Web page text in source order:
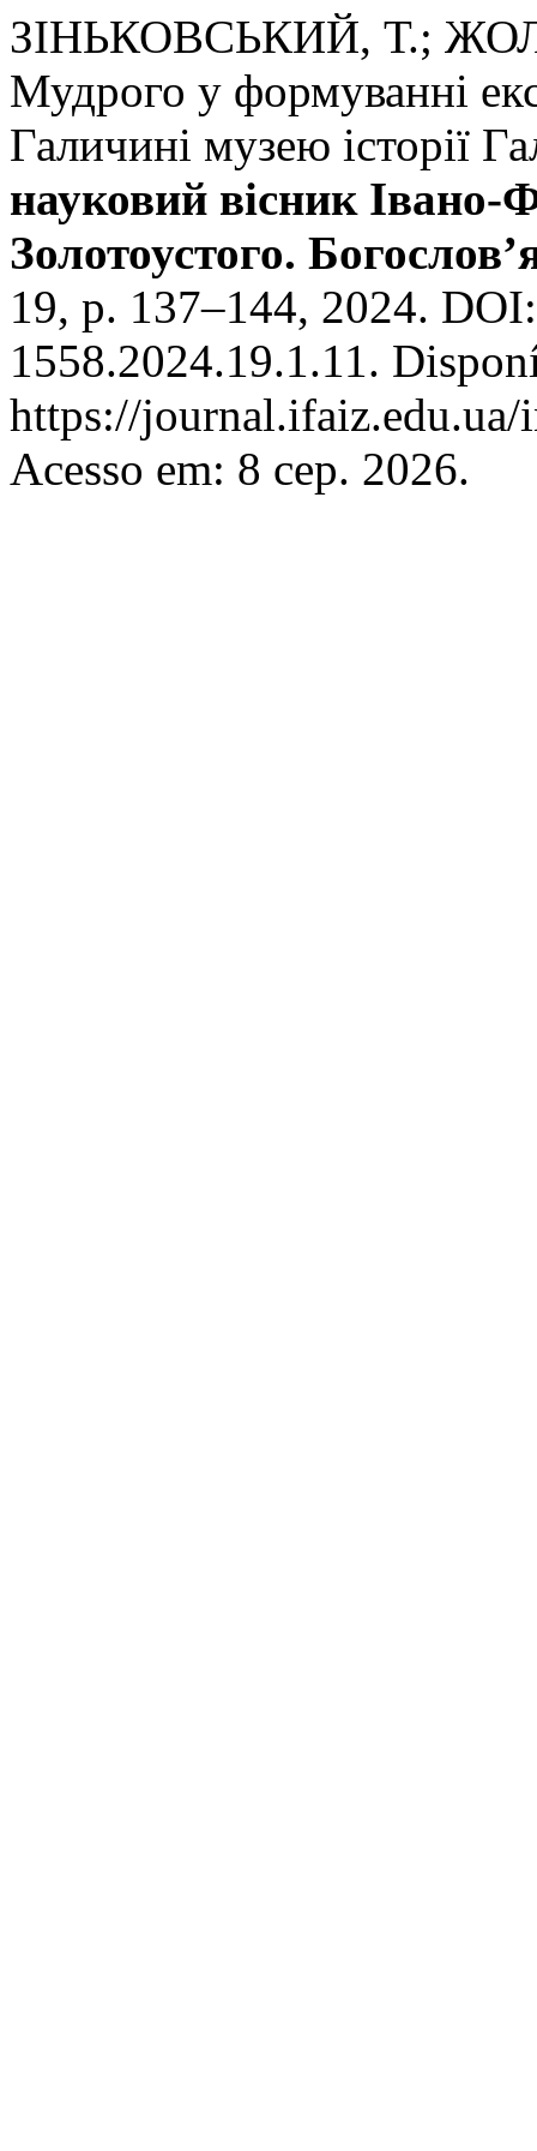
ЗІНЬКОВСЬКИЙ, Т.;
Мудрого у формуванні
Галичині музею історії
науковий вісник Івано-
Золотоустого.
19, p. 137–144, 2024.
1558.2024.19.1.11.
https://
Acesso em: 8 сер. 2026.